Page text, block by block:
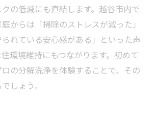
の低減にも直結します。越谷市内で
からは「掃除のストレスが減った」
られている安心感がある」といった声
環境維持にもつながります。初めて
の分解洗浄を体験することで、その
しょう。